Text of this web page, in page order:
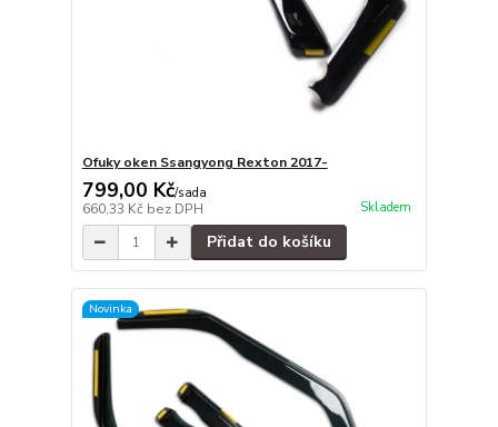
Ofuky oken Ssangyong Rexton 2017-
799,00 Kč/sada
660,33 Kč bez DPH Skladem
Přidat do košíku
Novinka